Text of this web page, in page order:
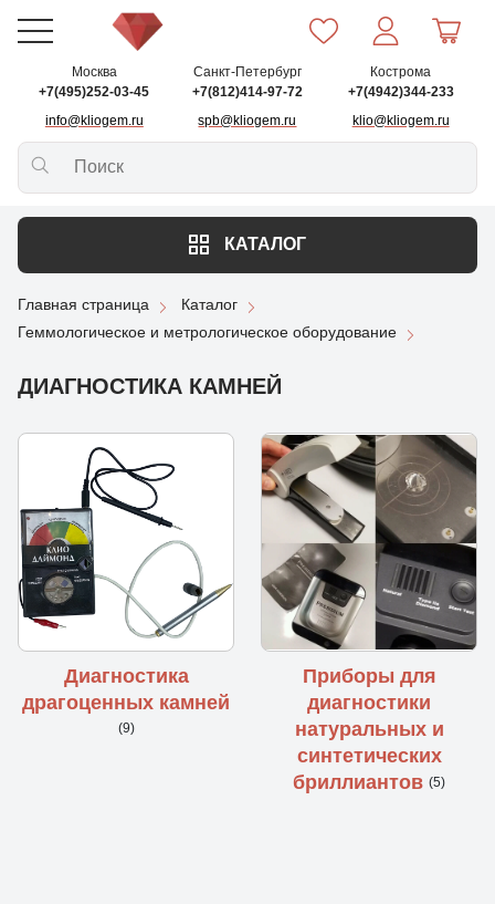
Москва
+7(495)252-03-45
info@kliogem.ru
Санкт-Петербург
+7(812)414-97-72
spb@kliogem.ru
Кострома
+7(4942)344-233
klio@kliogem.ru
КАТАЛОГ
Главная страница
Каталог
Геммологическое и метрологическое оборудование
ДИАГНОСТИКА КАМНЕЙ
Диагностика
драгоценных камней
(9)
Приборы для
диагностики
натуральных и
синтетических
бриллиантов (5)